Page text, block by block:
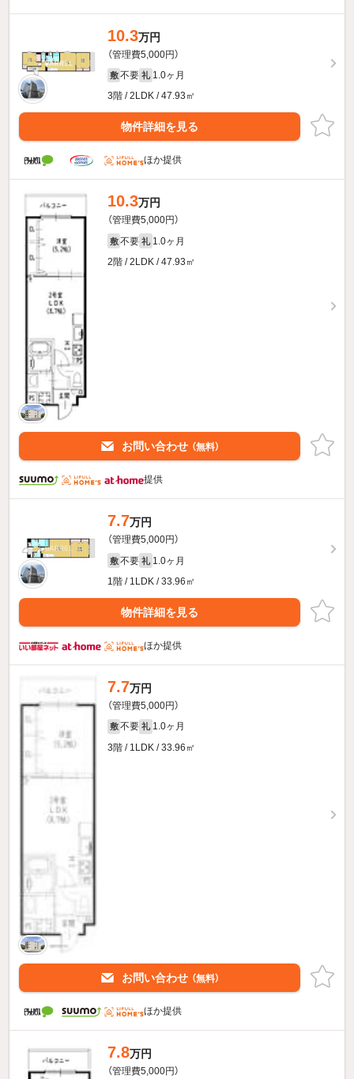
10.3万円
（管理費5,000円）
敷 不要 礼 1.0ヶ月
3階 / 2LDK / 47.93㎡
物件詳細を見る
ほか提供
10.3万円
（管理費5,000円）
敷 不要 礼 1.0ヶ月
2階 / 2LDK / 47.93㎡
お問い合わせ （無料）
提供
7.7万円
（管理費5,000円）
敷 不要 礼 1.0ヶ月
1階 / 1LDK / 33.96㎡
物件詳細を見る
ほか提供
7.7万円
（管理費5,000円）
敷 不要 礼 1.0ヶ月
3階 / 1LDK / 33.96㎡
お問い合わせ （無料）
ほか提供
7.8万円
（管理費5,000円）